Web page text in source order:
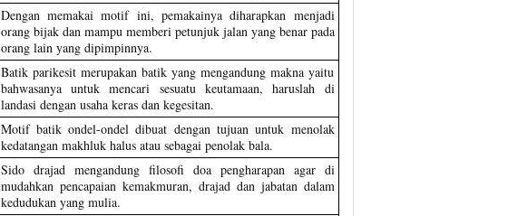
Dengan memakai motif ini, pemakainya diharapkan menjadi
orang bijak dan mampu memberi petunjuk jalan yang benar pada
orang lain yang dipimpinnya.
Batik parikesit merupakan batik yang mengandung makna yaitu
bahwasanya untuk mencari sesuatu keutamaan, haruslah di
landasi dengan usaha keras dan kegesitan.
Motif batik ondel-ondel dibuat dengan tujuan untuk menolak
kedatangan makhluk halus atau sebagai penolak bala.
Sido drajad mengandung filosofi doa pengharapan agar di
mudahkan pencapaian kemakmuran, drajad dan jabatan dalam
kedudukan yang mulia.